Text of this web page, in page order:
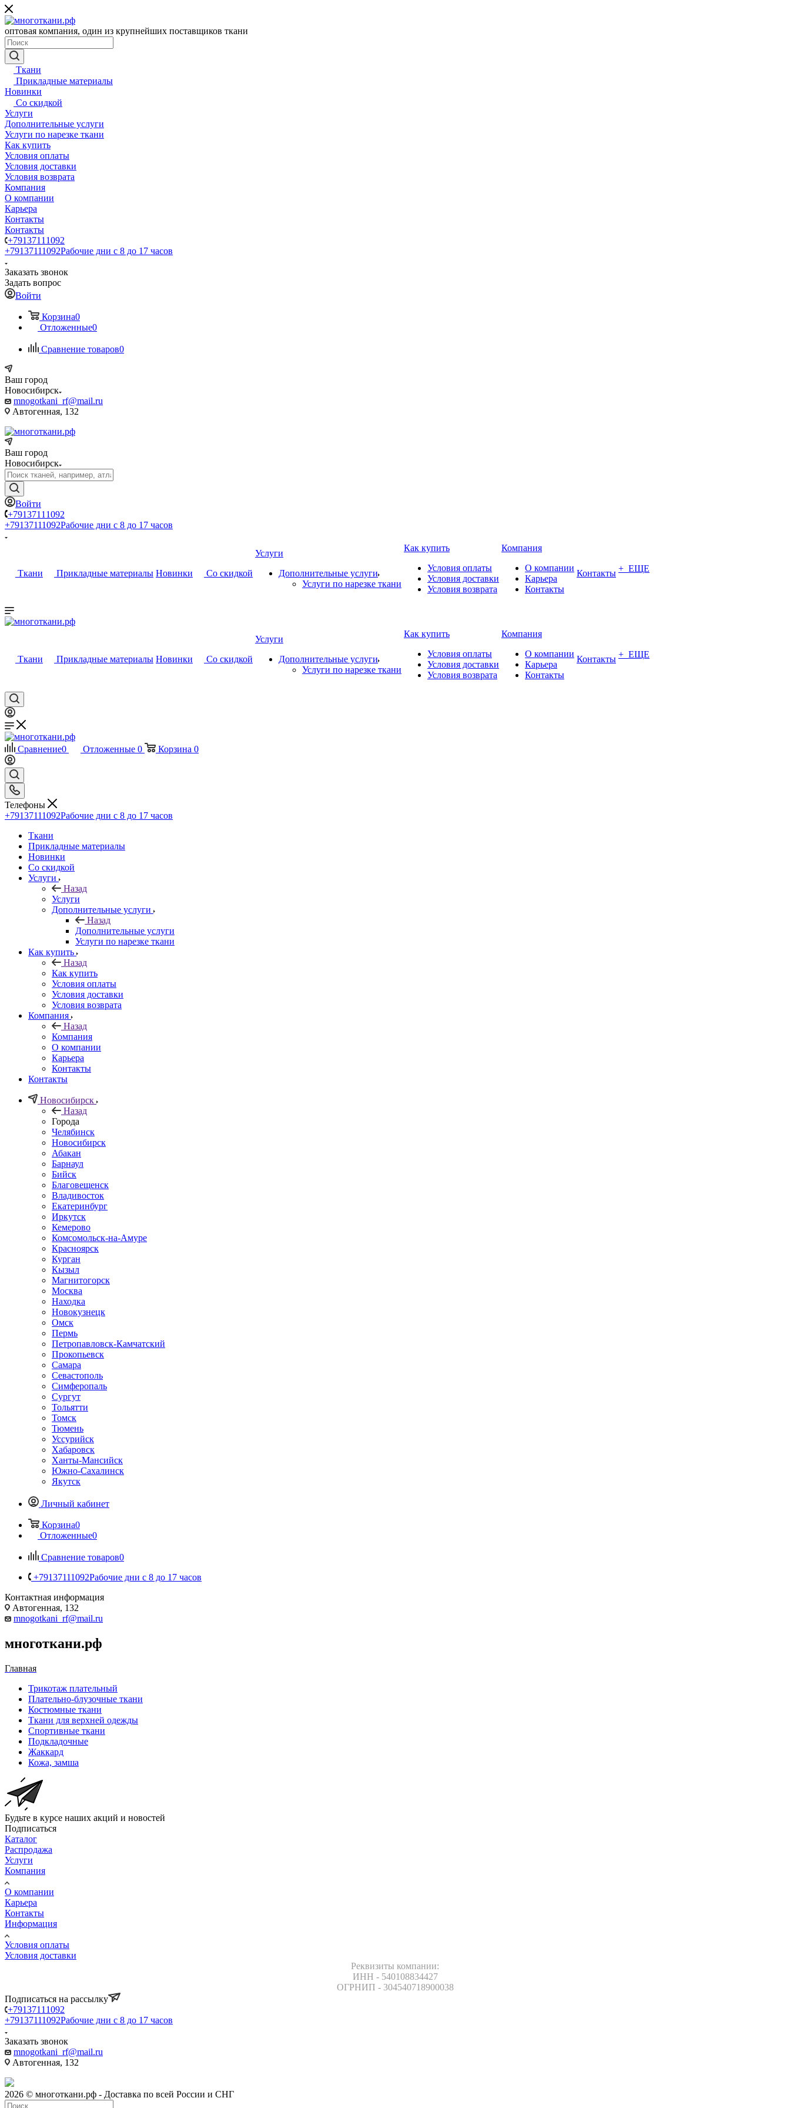
оптовая компания, один из крупнейших поставщиков ткани
Ткани
Прикладные материалы
Новинки
Со скидкой
Услуги
Дополнительные услуги
Услуги по нарезке ткани
Как купить
Условия оплаты
Условия доставки
Условия возврата
Компания
О компании
Карьера
Контакты
Контакты
+79137111092
+79137111092Рабочие дни с 8 до 17 часов
Заказать звонок
Задать вопрос
Войти
Корзина0
Отложенные0
Сравнение товаров0
Ваш город
Новосибирск
mnogotkani_rf@mail.ru
Автогенная, 132
Ваш город
Новосибирск
Войти
+79137111092
+79137111092Рабочие дни с 8 до 17 часов
Ткани Прикладные материалы Новинки Со скидкой
Услуги
Дополнительные услуги
Услуги по нарезке ткани
Как купить
Условия оплаты
Условия доставки
Условия возврата
Компания
О компании
Карьера
Контакты
Контакты + ЕЩЕ
Ткани Прикладные материалы Новинки Со скидкой
Услуги
Дополнительные услуги
Услуги по нарезке ткани
Как купить
Условия оплаты
Условия доставки
Условия возврата
Компания
О компании
Карьера
Контакты
Контакты + ЕЩЕ
Сравнение0 Отложенные 0 Корзина 0
Телефоны
+79137111092Рабочие дни с 8 до 17 часов
Ткани
Прикладные материалы
Новинки
Со скидкой
Услуги
Назад
Услуги
Дополнительные услуги
Назад
Дополнительные услуги
Услуги по нарезке ткани
Как купить
Назад
Как купить
Условия оплаты
Условия доставки
Условия возврата
Компания
Назад
Компания
О компании
Карьера
Контакты
Контакты
Новосибирск
Назад
Города
Челябинск
Новосибирск
Абакан
Барнаул
Бийск
Благовещенск
Владивосток
Екатеринбург
Иркутск
Кемерово
Комсомольск-на-Амуре
Красноярск
Курган
Кызыл
Магнитогорск
Москва
Находка
Новокузнецк
Омск
Пермь
Петропавловск-Камчатский
Прокопьевск
Самара
Севастополь
Симферопаль
Сургут
Тольятти
Томск
Тюмень
Уссурийск
Хабаровск
Ханты-Мансийск
Южно-Сахалинск
Якутск
Личный кабинет
Корзина0
Отложенные0
Сравнение товаров0
+79137111092Рабочие дни с 8 до 17 часов
Контактная информация
Автогенная, 132
mnogotkani_rf@mail.ru
многоткани.рф
Главная
Трикотаж плательный
Плательно-блузочные ткани
Костюмные ткани
Ткани для верхней одежды
Спортивные ткани
Подкладочные
Жаккард
Кожа, замша
Будьте в курсе наших акций и новостей
Подписаться
Каталог
Распродажа
Услуги
Компания
О компании
Карьера
Контакты
Информация
Условия оплаты
Условия доставки
Реквизиты компании:
ИНН - 540108834427
ОГРНИП - 304540718900038
Подписаться на рассылку
+79137111092
+79137111092Рабочие дни с 8 до 17 часов
Заказать звонок
mnogotkani_rf@mail.ru
Автогенная, 132
2026 © многоткани.рф - Доставка по всей России и СНГ